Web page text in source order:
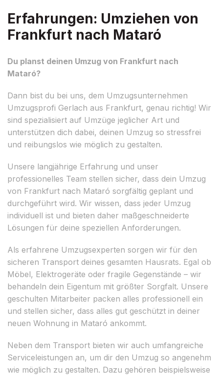
Erfahrungen: Umziehen von
Frankfurt nach Mataró
Du planst deinen Umzug von Frankfurt nach
Mataró?
Dann bist du bei uns, dem Umzugsunternehmen
Umzugsprofi Gerlach aus Frankfurt, genau richtig! Wir
sind spezialisiert auf Umzüge jeglicher Art und
unterstützen dich dabei, deinen Umzug so stressfrei
und reibungslos wie möglich zu gestalten.
Unsere langjährige Erfahrung und unser
professionelles Team stellen sicher, dass dein Umzug
von Frankfurt nach Mataró sorgfältig geplant und
durchgeführt wird. Wir wissen, dass jeder Umzug
individuell ist und bieten daher maßgeschneiderte
Lösungen für deine speziellen Anforderungen.
Als erfahrene Umzugsexperten sorgen wir für den
sicheren Transport deines gesamten Hausrats. Egal ob
Möbel, Elektrogeräte oder fragile Gegenstände – wir
behandeln dein Eigentum mit größter Sorgfalt. Unsere
geschulten Mitarbeiter packen alles professionell ein
und stellen sicher, dass alles gut geschützt in deiner
neuen Wohnung in Mataró ankommt.
Neben dem Transport bieten wir auch umfangreiche
Serviceleistungen an, um dir den Umzug so angenehm
wie möglich zu gestalten. Dazu gehören beispielsweise